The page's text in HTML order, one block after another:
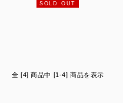
SOLD OUT
全 [4] 商品中 [1-4] 商品を表示